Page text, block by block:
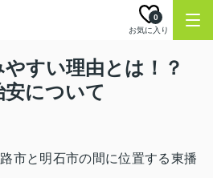
お気に入り
0
すい理由とは！？
について
市と明石市の間に位置する東播